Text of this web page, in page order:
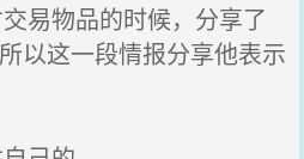
易物品的时候，分享了
以这一段情报分享他表示